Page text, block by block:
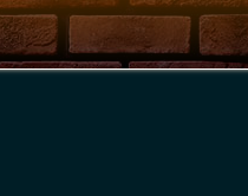
ねんごろチャレンジ